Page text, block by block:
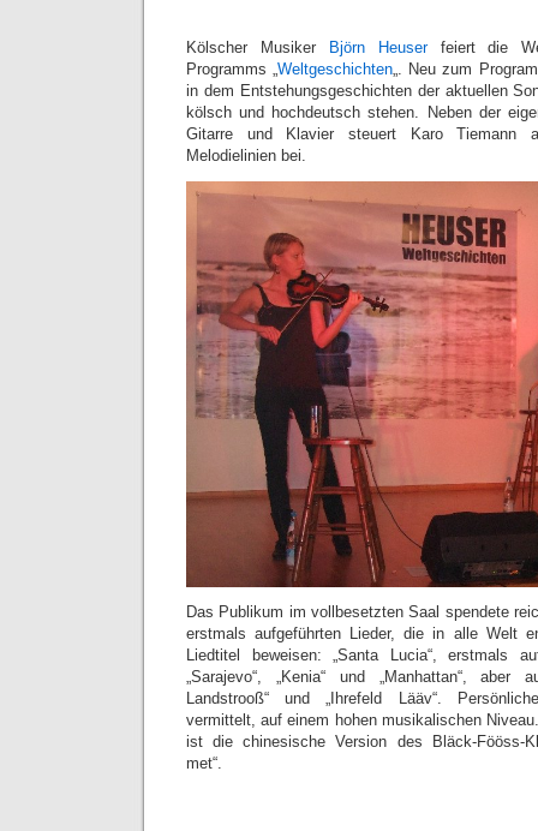
Kölscher Musiker Björn Heuserfeiert die
Programms „Weltgeschichten„. Neu zum
in dem Entstehungsgeschichten der aktuellen
kölsch und hochdeutsch stehen. Neben der
Gitarre und Klavier steuert Karo Tiemann
Melodielinien bei.
Das Publikum im vollbesetzten Saal spendete
erstmals aufgeführten Lieder, die in alle Welt
Liedtitel beweisen: „Santa Lucia“, erstmals
„Sarajevo“, „Kenia“ und „Manhattan“, aber
Landstrooß“ und „Ihrefeld Lääv“.
vermittelt, auf einem hohen musikalischen
ist die chinesische Version des Bläck-Fööss-
met“.